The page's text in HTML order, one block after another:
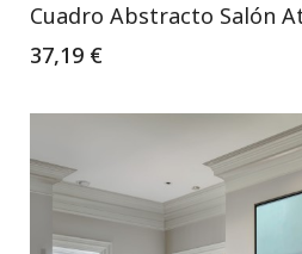
Cuadro Abstracto Salón
37,19 €